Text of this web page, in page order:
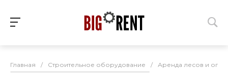
Главная / Строительное оборудование / Аренда лесов и